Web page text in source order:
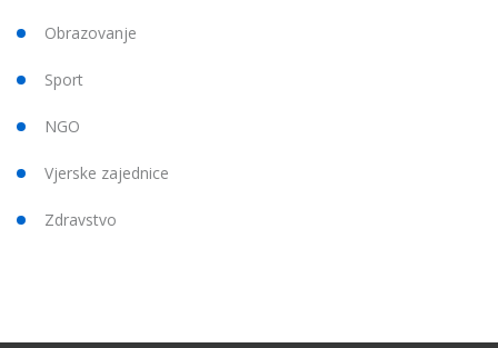
Obrazovanje
Sport
NGO
Vjerske zajednice
Zdravstvo